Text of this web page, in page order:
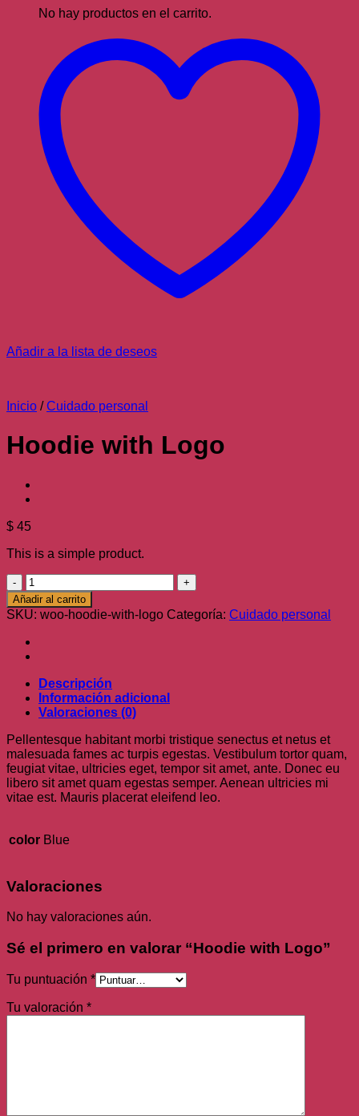
No hay productos en el carrito.
Añadir a la lista de deseos
Inicio / Cuidado personal
Hoodie with Logo
$ 45
This is a simple product.
Hoodie
with
Logo
cantidad
Añadir al carrito
SKU: woo-hoodie-with-logo Categoría: Cuidado personal
Descripción
Información adicional
Valoraciones (0)
Pellentesque habitant morbi tristique senectus et netus et
malesuada fames ac turpis egestas. Vestibulum tortor quam,
feugiat vitae, ultricies eget, tempor sit amet, ante. Donec eu
libero sit amet quam egestas semper. Aenean ultricies mi
vitae est. Mauris placerat eleifend leo.
color Blue
Valoraciones
No hay valoraciones aún.
Sé el primero en valorar “Hoodie with Logo”
Tu puntuación *
Tu valoración *